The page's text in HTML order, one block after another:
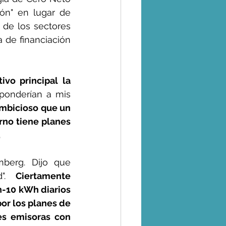
en lugar de
de los sectores
de financiación
principal la
a mis
que un
tiene planes
Dijo que
Ciertamente
10 kWh diarios
los planes de
emisoras con